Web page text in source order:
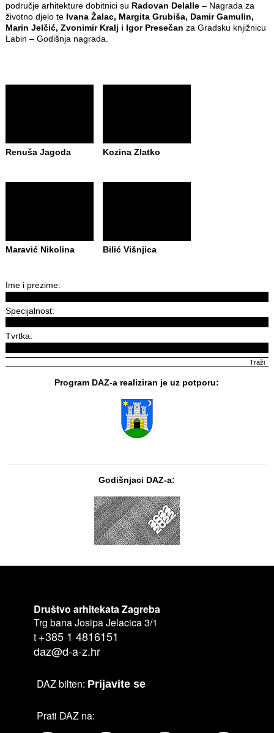
područje arhitekture dobitnici su Radovan Delalle– Nagrada za
životno djelo te Ivana Žalac, Margita Grubiša, Damir Gamulin,
Marin Jelčić, Zvonimir Kralj i Igor Presečan za Gradsku knjižnicu
Labin – Godišnja nagrada.
Renuša Jagoda Kozina Zlatko
Maravić Nikolina Bilić Višnjica
Ime i prezime:
Specijalnost:
Tvrtka:
Program DAZ-a realiziran je uz potporu:
Godišnjaci DAZ-a:
Društvo arhitekata Zagreba
Trg bana Josipa Jelacica 3/1
t +385 1 4816151
daz@d-a-z.hr
DAZ bilten: Prijavite se
Prati DAZ na: